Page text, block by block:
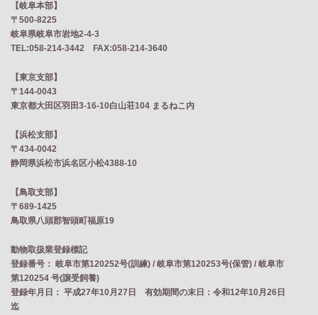
【岐阜本部】
〒500-8225
岐阜県岐阜市岩地2‐4‐3
TEL:058-214-3442 FAX:058-214-3640
【東京支部】
〒144-0043
東京都大田区羽田3-16-10白山荘104 まるねこ内
【浜松支部】
〒434-0042
静岡県浜松市浜名区小松4388-10
【鳥取支部】
〒689-1425
鳥取県八頭郡智頭町福原19
動物取扱業登録標記
登録番号： 岐阜市第120252号(訓練) / 岐阜市第120253号(保管) / 岐阜市
第120254 号(譲受飼養)
登録年月日： 平成27年10月27日 有効期間の末日：令和12年10月26日
迄